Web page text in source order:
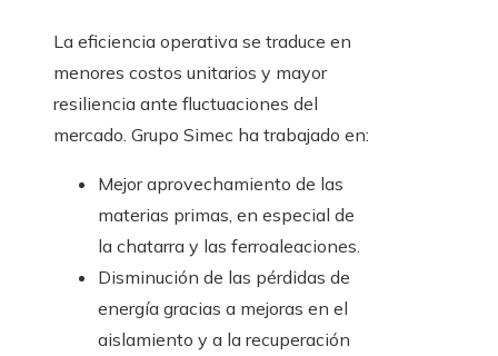
La eficiencia operativa se traduce en
menores costos unitarios y mayor
resiliencia ante fluctuaciones del
mercado. Grupo Simec ha trabajado en:
Mejor aprovechamiento de las
materias primas, en especial de
la chatarra y las ferroaleaciones.
Disminución de las pérdidas de
energía gracias a mejoras en el
aislamiento y a la recuperación